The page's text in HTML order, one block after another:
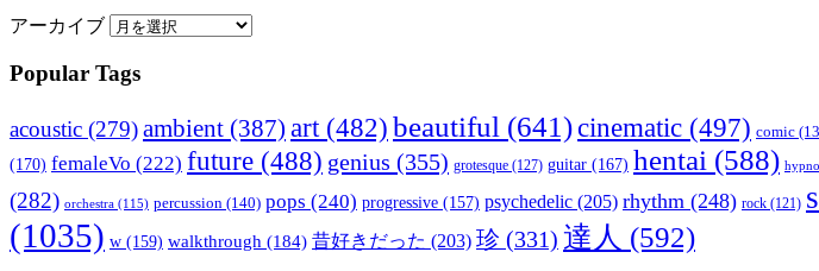
アーカイブ
Popular Tags
acoustic (279)ambient (387) art (482) beautiful (641)cinematic (497) comic
(170) femaleVo (222) future (488) genius (355) grotesque (127) guitar (167) hentai (588)
(282) orchestra (115) percussion (140) pops (240) progressive (157) psychedelic (205) rhythm (248) rock (121)
(1035) w (159) walkthrough (184) 昔好きだった (203) 珍 (331) 達人 (592)